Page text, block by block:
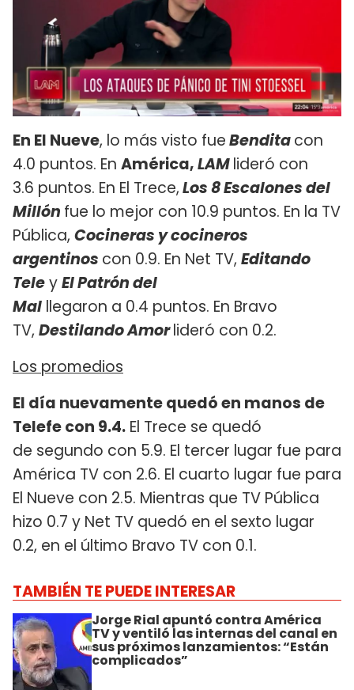
En El Nueve, lo más visto fueBenditacon
4.0 puntos. En América,LAMlideró con
3.6 puntos. En El Trece,Los 8 Escalones del
Millón fue lo mejor con 10.9 puntos. En la TV
Pública, Cocineras y cocineros
argentinos con 0.9. En Net TV, Editando
TeleyEl Patrón del
Mal llegaron a 0.4 puntos. En Bravo
TV, Destilando Amorlideró con 0.2.
Los promedios
El día nuevamente quedó en manos de
Telefe con 9.4. El Trece se quedó
de segundo con 5.9. El tercer lugar fue para
América TV con 2.6. El cuarto lugar fue para
El Nueve con 2.5. Mientras que TV Pública
hizo 0.7 y Net TV quedó en el sexto lugar
0.2, en el último Bravo TV con 0.1.
TAMBIÉN TE PUEDE INTERESAR
Jorge Rial apuntó contra América
TV y ventiló las internas del canal en
sus próximos lanzamientos: “Están
complicados”